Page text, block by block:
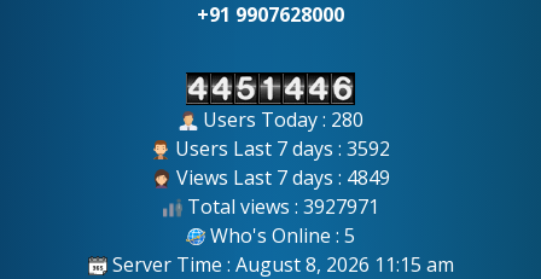
+91 9907628000
Users Today : 280
Users Last 7 days : 3592
Views Last 7 days : 4849
Total views : 3927971
Who's Online : 5
Server Time : August 8, 2026 11:15 am